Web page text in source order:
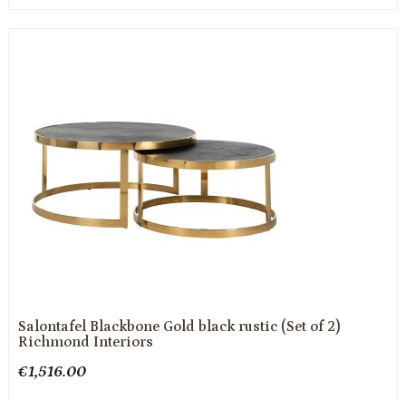
Salontafel Blackbone Gold black rustic (Set of 2)
Richmond Interiors
€1,516.00